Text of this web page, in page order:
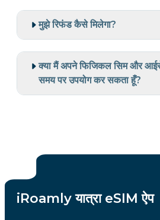
मुझे रिफंड कैसे मिलेगा?
क्या मैं अपने फिजिकल सिम और
समय पर उपयोग कर सकता हूँ?
iRoamly यात्रा eSIM ऐप